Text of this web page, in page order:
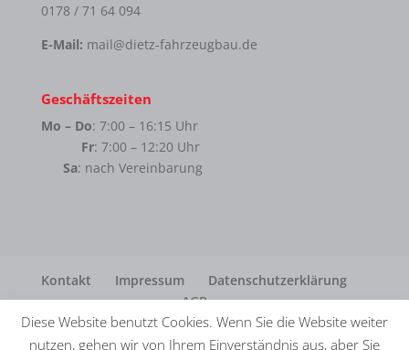
0178 / 71 64 094
E-Mail: mail@dietz-fahrzeugbau.de
Geschäftszeiten
Mo – Do: 7:00 – 16:15 Uhr
Fr: 7:00 – 12:20 Uhr
Sa: nach Vereinbarung
Kontakt Impressum
Datenschutzerklärung
AGB
Diese Website benutzt Cookies. Wenn Sie die Website weiter
nutzen, gehen wir von Ihrem Einverständnis aus, aber Sie